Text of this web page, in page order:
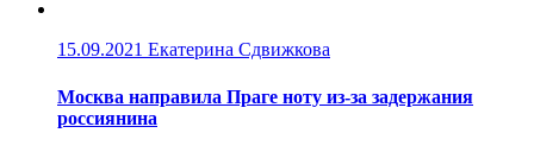
15.09.2021 Екатерина Сдвижкова
Москва направила Праге ноту из-за задержания
россиянина